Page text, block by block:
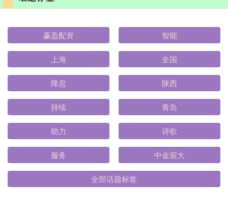
赢盈配资 智能
上海 全国
降息 陕西
持续 青岛
助力 诗歌
服务 中金宸大
全部话题标签